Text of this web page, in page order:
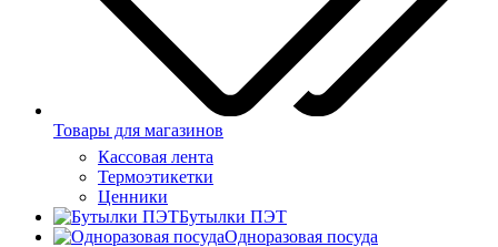
Товары для магазинов
Кассовая лента
Термоэтикетки
Ценники
Бутылки ПЭТ
Одноразовая посуда